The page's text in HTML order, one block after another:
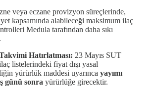
veya eczane provizyon süreçlerinde,
kapsamında alabileceği maksimum ilaç
Medula tarafından daha sıkı
Hatırlatması: 23 Mayıs SUT
listelerindeki fiyat dışı yasal
yürürlük maddesi uyarınca yayımı
günü sonra yürürlüğe girecektir.